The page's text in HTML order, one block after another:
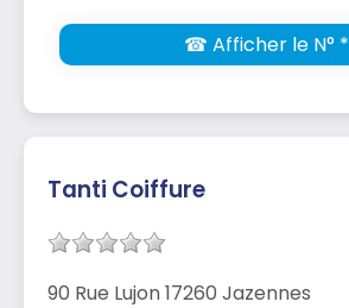
☎ Afficher le N° *
Tanti Coiffure
90 Rue Lujon 17260 Jazennes